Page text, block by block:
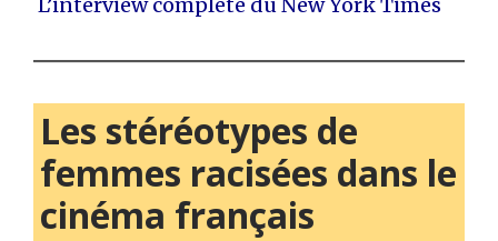
L’interview complète du New York Times
Les stéréotypes de
femmes racisées dans le
cinéma français